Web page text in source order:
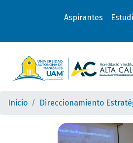
Aspirantes
Inicio Direccionamiento